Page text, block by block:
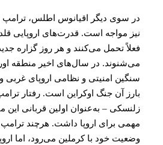
در سوی دیگر اقیانوس اطلس، ترامپ
نیز مواجه است. قدرت‌های اروپایی
فعلاً تحمل می‌کنند و هر روز گزاره
می‌شنوند. در سال‌های اخیر منطقه
سنگین امنیتی و نظامی اروپای غربی
بارز آن جنگ اوکراین است. رفتار
زلنسکی – به‌عنوان اولین قربانی این
مهمی برای اروپا داشت. هرچند
وضعیت خود با کرملین می‌رود، اما